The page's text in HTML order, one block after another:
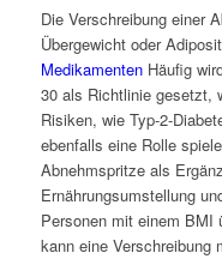
Die Verschreibung einer
Übergewicht oder
MedikamentenHäufig
30 als Richtlinie gesetzt,
Risiken, wie Typ-2-
ebenfalls eine Rolle
Abnehmspritze als
Ernährungsumstellung
Personen mit einem BMI
kann eine Verschreibung